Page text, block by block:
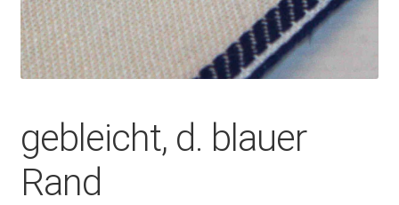
gebleicht, d. blauer
Rand